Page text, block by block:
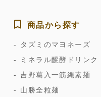
商品から探す
タズミのマヨネーズ
ミネラル醗酵ドリンク
吉野葛入一筋縄素麺
山勝全粒麺